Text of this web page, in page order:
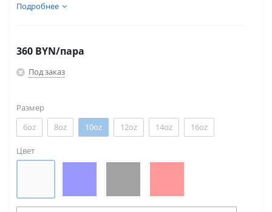
Подробнее
360 BYN/пара
Под заказ
Размер
6oz
8oz 10oz 12oz 14oz 16oz
Цвет